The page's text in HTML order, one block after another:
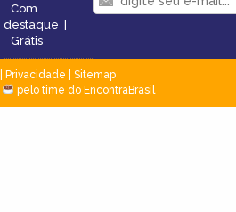
Com
destaque |
Grátis
Privacidade
Sitemap
pelo time do EncontraBrasil